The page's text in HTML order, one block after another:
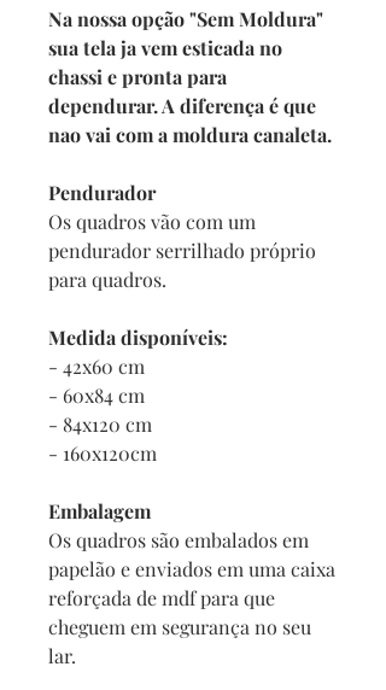
Na nossa opção "Sem Moldura"
sua tela ja vem esticada no
chassi e pronta para
dependurar. A diferença é que
nao vai com a moldura canaleta.
Pendurador
Os quadros vão com um
pendurador serrilhado próprio
para quadros.
Medida disponíveis:
- 42x60 cm
- 60x84 cm
- 84x120 cm
- 160x120cm
Embalagem
Os quadros são embalados em
papelão e enviados em uma caixa
reforçada de mdf para que
cheguem em segurança no seu
lar.